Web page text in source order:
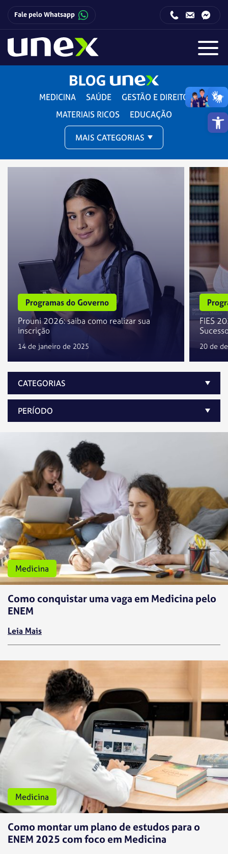
Barra
Fale pelo Whatsapp
MEDICINA SAÚDE
GESTÃO E DIREITO
MATERIAIS RICOS
EDUCAÇÃO
MAIS CATEGORIAS
Programas do Governo
Prouni 2026: saiba como realizar sua
inscrição
14 de janeiro de 2025
FIES
20 de
CATEGORIAS
PERÍODO
Medicina
Como conquistar uma vaga em Medicina pelo
ENEM
Leia Mais
Medicina
Como montar um plano de estudos para o
ENEM 2025 com foco em Medicina